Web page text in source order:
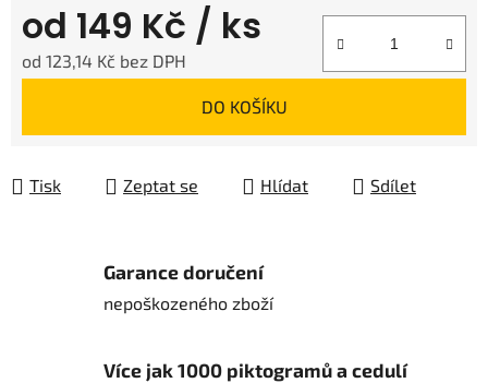
od 149 Kč / ks
od 123,14 Kč bez DPH
DO KOŠÍKU
Tisk Zeptat se Hlídat Sdílet
Garance doručení
nepoškozeného zboží
Více jak 1000 piktogramů a cedulí